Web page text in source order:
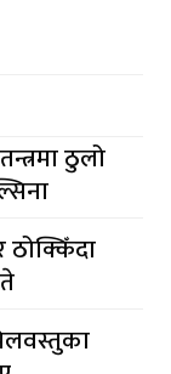
ठुलो
ठोक्किँदा